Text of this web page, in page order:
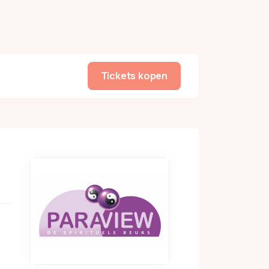
Tickets kopen